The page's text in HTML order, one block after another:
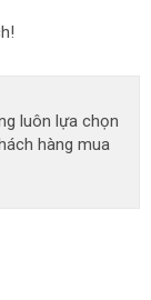
luôn lựa chọn
hàng mua